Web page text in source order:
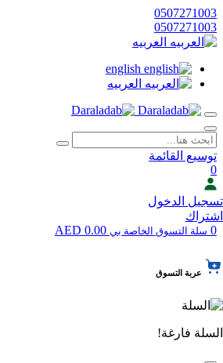
0507271003
0507271003
العربيه
english
العربيه
توسيع القائمة
0
تسجيل الدخول
اشتراك
0 سلة التسوق الخاصة بي
عربة التسوق
السلة فارغة!